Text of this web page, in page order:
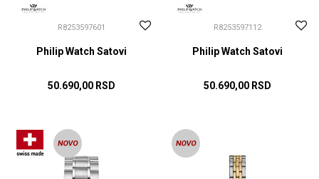
R8253597601
Philip Watch Satovi
50.690,00 RSD
DODAJ U KORPU
R8253597112
Philip Watch Satovi
50.690,00 RSD